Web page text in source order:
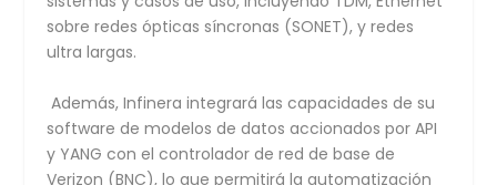
sobre redes ópticas síncronas (SONET), y redes
ultra largas.
Además, Infinera integrará las capacidades de su
software de modelos de datos accionados por API
y YANG con el controlador de red de base de
Verizon (BNC), lo que permitirá la automatización